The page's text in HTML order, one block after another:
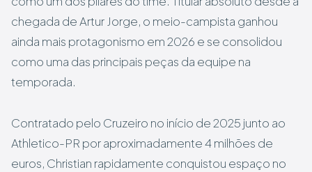
chegada de Artur Jorge, o meio-campista ganhou
ainda mais protagonismo em 2026 e se consolidou
como uma das principais peças da equipe na
temporada.
Contratado pelo Cruzeiro no início de 2025 junto ao
Athletico-PR por aproximadamente 4 milhões de
euros, Christian rapidamente conquistou espaço no